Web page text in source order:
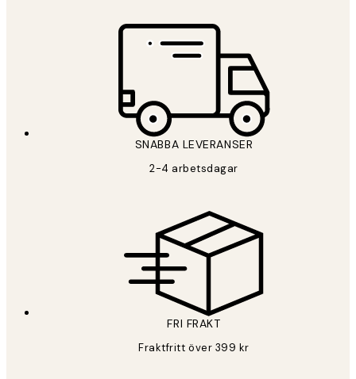
SNABBA LEVERANSER
2-4 arbetsdagar
FRI FRAKT
Fraktfritt över 399 kr